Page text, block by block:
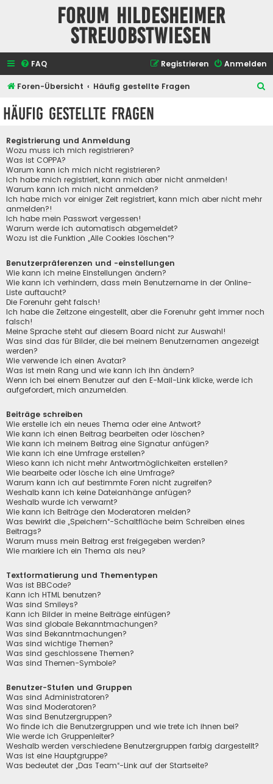
Forum Hildesheimer
Streuobstwiesen
FAQ Anmelden
Registrieren
Foren-Übersicht Häufig gestellte Fragen
Häufig gestellte Fragen
Registrierung und Anmeldung
Wozu muss ich mich registrieren?
Was ist COPPA?
Warum kann ich mich nicht registrieren?
Ich habe mich registriert, kann mich aber nicht anmelden!
Warum kann ich mich nicht anmelden?
Ich habe mich vor einiger Zeit registriert, kann mich aber nicht mehr
anmelden?!
Ich habe mein Passwort vergessen!
Warum werde ich automatisch abgemeldet?
Wozu ist die Funktion „Alle Cookies löschen“?
Benutzerpräferenzen und -einstellungen
Wie kann ich meine Einstellungen ändern?
Wie kann ich verhindern, dass mein Benutzername in der Online-
Liste auftaucht?
Die Forenuhr geht falsch!
Ich habe die Zeitzone eingestellt, aber die Forenuhr geht immer noch
falsch!
Meine Sprache steht auf diesem Board nicht zur Auswahl!
Was sind das für Bilder, die bei meinem Benutzernamen angezeigt
werden?
Wie verwende ich einen Avatar?
Was ist mein Rang und wie kann ich ihn ändern?
Wenn ich bei einem Benutzer auf den E-Mail-Link klicke, werde ich
aufgefordert, mich anzumelden.
Beiträge schreiben
Wie erstelle ich ein neues Thema oder eine Antwort?
Wie kann ich einen Beitrag bearbeiten oder löschen?
Wie kann ich meinem Beitrag eine Signatur anfügen?
Wie kann ich eine Umfrage erstellen?
Wieso kann ich nicht mehr Antwortmöglichkeiten erstellen?
Wie bearbeite oder lösche ich eine Umfrage?
Warum kann ich auf bestimmte Foren nicht zugreifen?
Weshalb kann ich keine Dateianhänge anfügen?
Weshalb wurde ich verwarnt?
Wie kann ich Beiträge den Moderatoren melden?
Was bewirkt die „Speichern“-Schaltfläche beim Schreiben eines
Beitrags?
Warum muss mein Beitrag erst freigegeben werden?
Wie markiere ich ein Thema als neu?
Textformatierung und Thementypen
Was ist BBCode?
Kann ich HTML benutzen?
Was sind Smileys?
Kann ich Bilder in meine Beiträge einfügen?
Was sind globale Bekanntmachungen?
Was sind Bekanntmachungen?
Was sind wichtige Themen?
Was sind geschlossene Themen?
Was sind Themen-Symbole?
Benutzer-Stufen und Gruppen
Was sind Administratoren?
Was sind Moderatoren?
Was sind Benutzergruppen?
Wo finde ich die Benutzergruppen und wie trete ich ihnen bei?
Wie werde ich Gruppenleiter?
Weshalb werden verschiedene Benutzergruppen farbig dargestellt?
Was ist eine Hauptgruppe?
Was bedeutet der „Das Team“-Link auf der Startseite?